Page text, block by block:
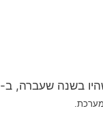
שעברה, ב-23.7.18.